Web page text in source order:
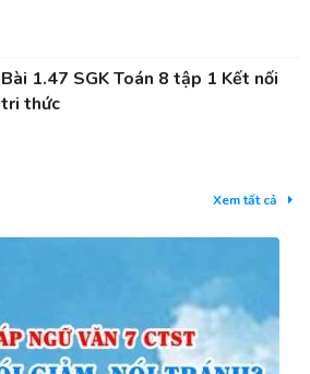
Bài 1.47 SGK Toán 8 tập 1 Kết nối
tri thức
Xem tất cả